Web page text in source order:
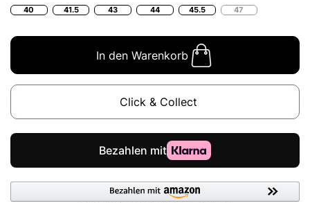
40 41.5 43 44 45.5 47
In den Warenkorb
Click & Collect